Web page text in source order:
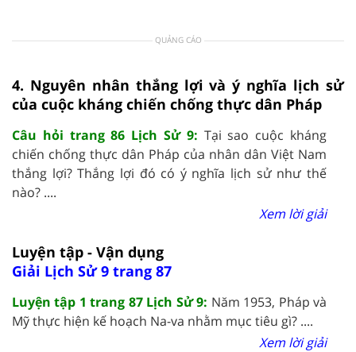
QUẢNG CÁO
4. Nguyên nhân thắng lợi và ý nghĩa lịch sử
của cuộc kháng chiến chống thực dân Pháp
Câu hỏi trang 86 Lịch Sử 9: Tại sao cuộc kháng
chiến chống thực dân Pháp của nhân dân Việt Nam
thắng lợi? Thắng lợi đó có ý nghĩa lịch sử như thế
nào? ....
Xem lời giải
Luyện tập - Vận dụng
Giải Lịch Sử 9 trang 87
Luyện tập 1 trang 87 Lịch Sử 9: Năm 1953, Pháp và
Mỹ thực hiện kế hoạch Na-va nhằm mục tiêu gì? ....
Xem lời giải